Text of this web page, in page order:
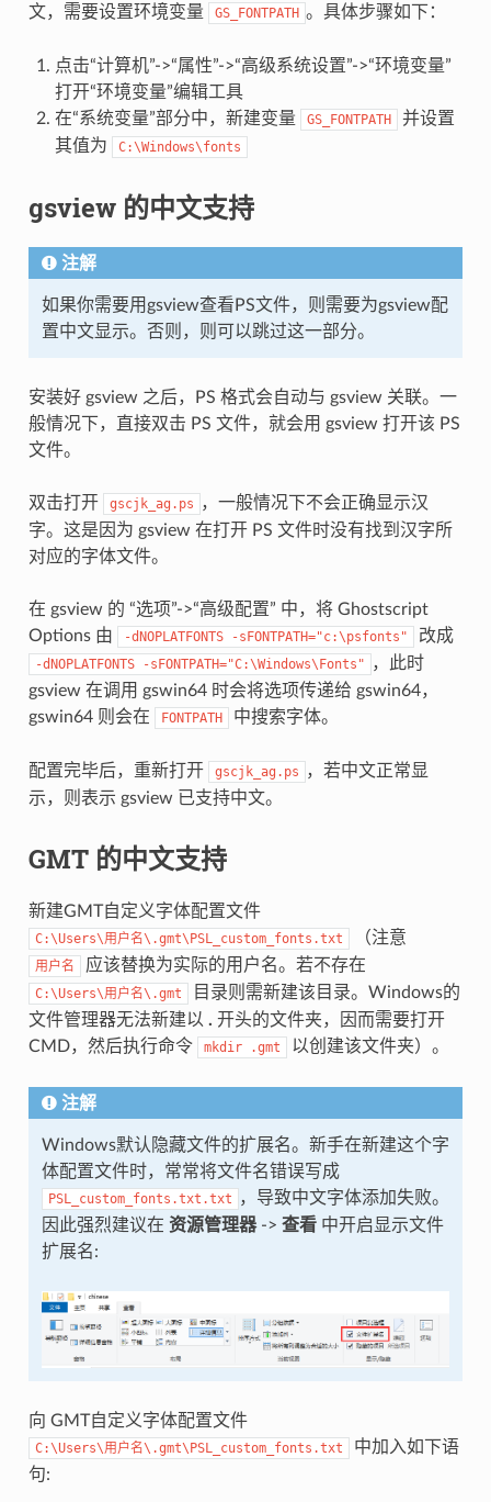
文，需要设置环境变量
GS_FONTPATH 。具体步骤如下：
点击“计算机”->“属性”->“高级系统设置”->“环境变量”
打开“环境变量”编辑工具
在“系统变量”部分中，新建变量
GS_FONTPATH
并设置
其值为
C:\Windows\fonts
gsview 的中文支持
注解
如果你需要用gsview查看PS文件，则需要为gsview配
置中文显示。否则，则可以跳过这一部分。
安装好 gsview 之后，PS 格式会自动与 gsview 关联。一
般情况下，直接双击 PS 文件，就会用 gsview 打开该 PS
文件。
双击打开 gscjk_ag.ps
，一般情况下不会正确显示汉
字。这是因为 gsview 在打开 PS 文件时没有找到汉字所
对应的字体文件。
在 gsview 的 “选项”->“高级配置” 中，将 Ghostscript
Options 由
-dNOPLATFONTS -sFONTPATH="c:\psfonts" 改成
-dNOPLATFONTS -sFONTPATH="C:\Windows\Fonts"
，此时
gsview 在调用 gswin64 时会将选项传递给 gswin64，
gswin64 则会在
FONTPATH 中搜索字体。
配置完毕后，重新打开 gscjk_ag.ps
，若中文正常显
示，则表示 gsview 已支持中文。
GMT 的中文支持
新建GMT自定义字体配置文件
C:\Users\用户名\.gmt\PSL_custom_fonts.txt （注意
用户名 应该替换为实际的用户名。若不存在
C:\Users\用户名\.gmt
目录则需新建该目录。Windows的
文件管理器无法新建以 . 开头的文件夹，因而需要打开
CMD，然后执行命令
mkdir .gmt 以创建该文件夹）。
注解
Windows默认隐藏文件的扩展名。新手在新建这个字
体配置文件时，常常将文件名错误写成
PSL_custom_fonts.txt.txt
，导致中文字体添加失败。
因此强烈建议在 资源管理器-> 查看中开启显示文件
扩展名:
向 GMT自定义字体配置文件
C:\Users\用户名\.gmt\PSL_custom_fonts.txt
中加入如下语
句: